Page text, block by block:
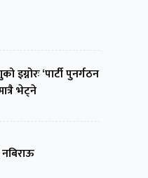
इग्नोरः ‘पार्टी पुनर्गठन
भेट्ने